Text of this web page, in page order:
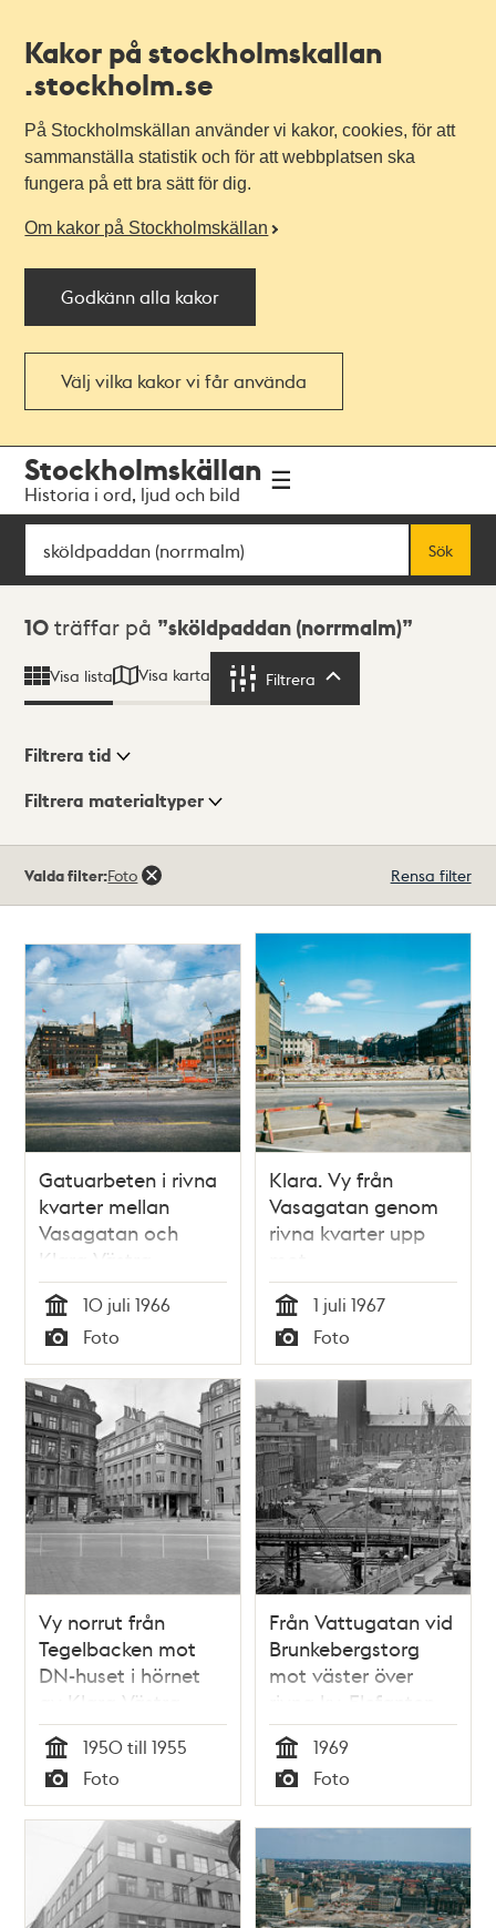
Kakor på stockholmskallan
.stockholm.se
På Stockholmskällan använder vi kakor, cookies, för att
sammanställa statistik och för att webbplatsen ska
fungera på ett bra sätt för dig.
Om kakor på Stockholmskällan
Godkänn alla kakor
Välj vilka kakor vi får använda
navigationen
huvudinnehållet
Stockholmskällan
Historia i ord, ljud och bild
Sök
Sök
Sökresultat
10 träffar på sköldpaddan (norrmalm)
Visa lista Visa karta Filtrera
Visningsläge
Filtrera tid
Filtrera materialtyper
träffar
Valda filter:Foto Rensa filter
Gatuarbeten i rivna
kvarter mellan
Vasagatan och
Klara Västra
Kyrkogata. Vy från
Tegelbacken mot kv.
Uggleborg, Svalan
och Sköldpaddan
Tid
10 juli 1966
Typ
Foto
Klara. Vy från
Vasagatan genom
rivna kvarter upp
Brunkebergstorg.
Kv.Uggleborg
närmast t.v. och kv.
Sköldpaddan
närmast t.h
Tid
1 juli 1967
Typ
Foto
Vy norrut från
Tegelbacken mot
DN-huset i hörnet
av Klara Västra
Kyrkogata och
Karduansmakargatan.
Dåvarande kv.
Sköldpaddan, nu kv.
Björnen och Loen
Tid
1950 till 1955
Typ
Foto
Från Vattugatan vid
Brunkebergstorg
mot väster över
rivna kv. Elefanten.
Tv. Herkulesgatan
med kv. Björnen,
Sköldpaddan och
Snäckan.
Drottninggatan går
på en bro.
Stadshuset är i
fonden
Tid
1969
Typ
Foto